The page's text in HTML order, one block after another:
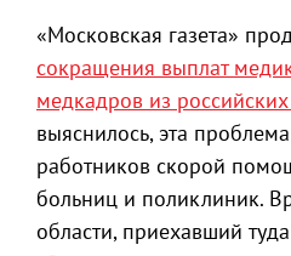
«Московская газета»
сокращения выплат
медкадров из
выяснилось, эта
работников скорой
больниц и поликлиник.
области, приехавший